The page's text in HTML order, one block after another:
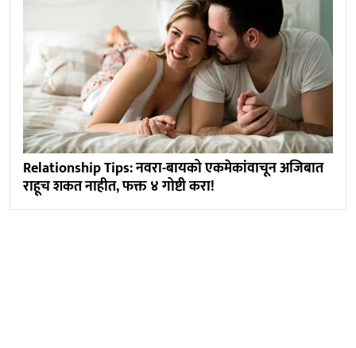
Relationship Tips: नवरा-बायको एकमेकांवाचून अजिबात
राहूच शकत नाहीत, फक्त ४ गोष्टी करा!